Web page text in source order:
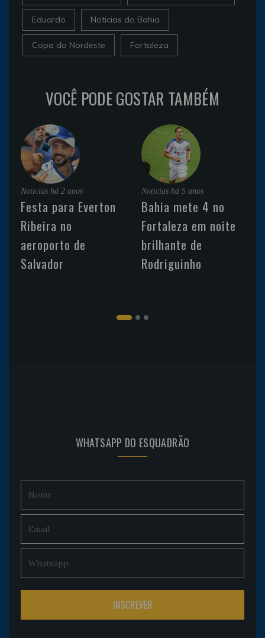
Eduardo Noticias do Bahia
Copa do Nordeste Fortaleza
VOCÊ PODE GOSTAR TAMBÉM
Noticias há 2 anos
Festa para Everton
Ribeira no
aeroporto de
Salvador
Noticias há 5 anos
Bahia mete 4 no
Fortaleza em noite
brilhante de
Rodriguinho
WHATSAPP DO ESQUADRÃO